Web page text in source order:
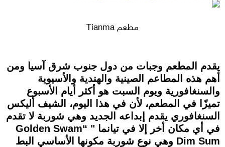
مطعم Tianma
يقدم المطعم وجبات من دول جنوب شرق آسيا ومن
أهم هذه المطاعم الصينية والهندية والأسيوية
والسنغافورية ويوم السبت هو أكثر أيام الأسبوع
تميزًا في المطعم، لأن في هذا اليوم، الشيف أليكس
السنغافوري يقدم إبداعه الجديد وهي شوربة لا تقدم
في أي مكان أخر إلا في تيانما " “Golden Swam
Dim Sum وهي نوع شوربة مكونها الأساسي البط